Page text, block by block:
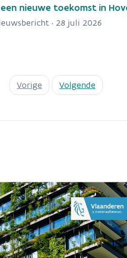
nieuwe toekomst in
· 28 juli 2026
Vorige Volgende